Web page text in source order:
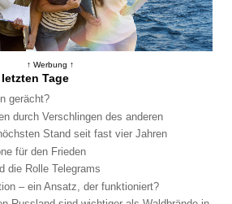
↑ Werbung ↑
Tage
gerächt?
durch Verschlingen des anderen
Stand seit fast vier Jahren
für den Frieden
die Rolle Telegrams
– ein Ansatz, der funktioniert?